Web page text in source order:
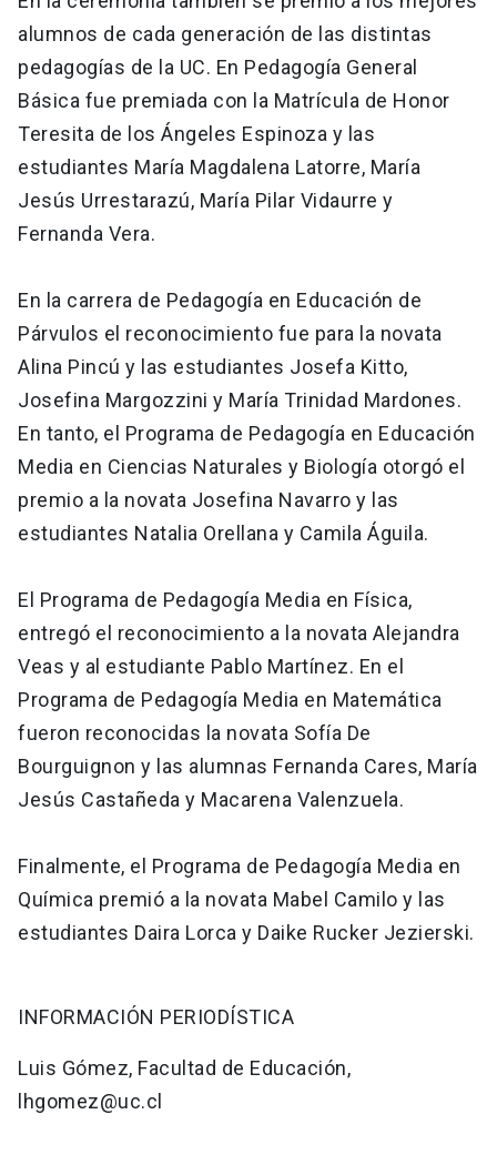
alumnos de cada generación de las distintas
pedagogías de la UC. En Pedagogía General
Básica fue premiada con la Matrícula de Honor
Teresita de los Ángeles Espinoza y las
estudiantes María Magdalena Latorre, María
Jesús Urrestarazú, María Pilar Vidaurre y
Fernanda Vera.
En la carrera de Pedagogía en Educación de
Párvulos el reconocimiento fue para la novata
Alina Pincú y las estudiantes Josefa Kitto,
Josefina Margozzini y María Trinidad Mardones.
En tanto, el Programa de Pedagogía en Educación
Media en Ciencias Naturales y Biología otorgó el
premio a la novata Josefina Navarro y las
estudiantes Natalia Orellana y Camila Águila.
El Programa de Pedagogía Media en Física,
entregó el reconocimiento a la novata Alejandra
Veas y al estudiante Pablo Martínez. En el
Programa de Pedagogía Media en Matemática
fueron reconocidas la novata Sofía De
Bourguignon y las alumnas Fernanda Cares, María
Jesús Castañeda y Macarena Valenzuela.
Finalmente, el Programa de Pedagogía Media en
Química premió a la novata Mabel Camilo y las
estudiantes Daira Lorca y Daike Rucker Jezierski.
INFORMACIÓN PERIODÍSTICA
Luis Gómez, Facultad de Educación,
lhgomez@uc.cl